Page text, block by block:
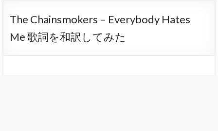
The Chainsmokers – Everybody Hates
Me 歌詞を和訳してみた